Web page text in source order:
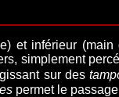
et inférieur
simplement
sur des
permet le